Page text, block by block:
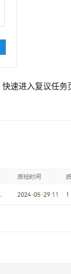
速进入复议任务